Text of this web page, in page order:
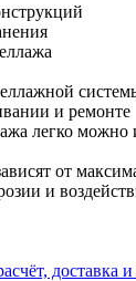
и ремонте
легко можно
от
и
доставка и